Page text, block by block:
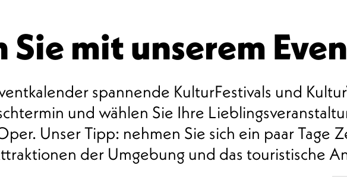
Sie mit unserem
spannende KulturFestivals und
und wählen Sie Ihre
Unser Tipp: nehmen Sie sich ein paar Tage
der Umgebung und das touristische